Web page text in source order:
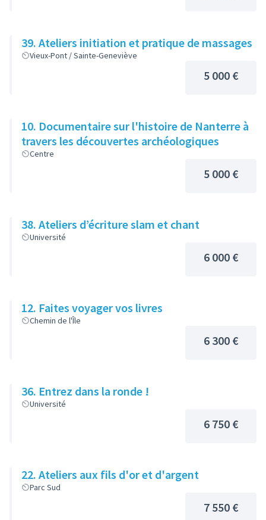
39. Ateliers initiation et pratique de massages
Vieux-Pont / Sainte-Geneviève
5 000 €
10. Documentaire sur l'histoire de Nanterre à
travers les découvertes archéologiques
Centre
5 000 €
38. Ateliers d’écriture slam et chant
Université
6 000 €
12. Faites voyager vos livres
Chemin de l'Île
6 300 €
36. Entrez dans la ronde !
Université
6 750 €
22. Ateliers aux fils d'or et d'argent
Parc Sud
7 550 €